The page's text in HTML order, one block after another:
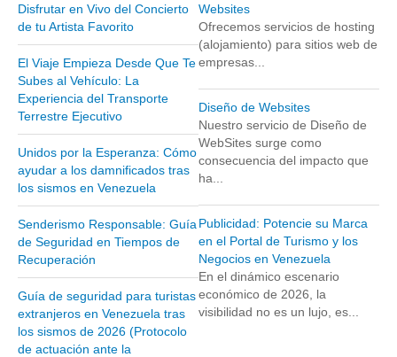
Parque Nacional Laguna de Tacarigua
Parque Nacional Los Médanos de Coro
Parque Nacional Mochima
Parque Nacional Morrocoy
Parque Nacional Península de Paria
Parque Nacional Sierra Nevada
Parque Nacional Cinaruco-Capanaparo
Parque Nacional Parima-Tapirapeco
Parque Nacional Jaua-Sarisariñama
Ecoturismo en Venezuela
Montañas y Llanos
Zona Costera Venezolana
Amazonas
Disfrutar en Vivo del Concierto
de tu Artista Favorito
El Viaje Empieza Desde Que Te
Subes al Vehículo: La
Experiencia del Transporte
Terrestre Ejecutivo
Unidos por la Esperanza: Cómo
ayudar a los damnificados tras
los sismos en Venezuela
Senderismo Responsable: Guía
de Seguridad en Tiempos de
Recuperación
Guía de seguridad para turistas
extranjeros en Venezuela tras
los sismos de 2026 (Protocolo
de actuación ante la
Websites
Ofrecemos servicios de hosting
(alojamiento) para sitios web de
empresas...
Diseño de Websites
Nuestro servicio de Diseño de
WebSites surge como
consecuencia del impacto que
ha...
Publicidad: Potencie su Marca
en el Portal de Turismo y los
Negocios en Venezuela
En el dinámico escenario
económico de 2026, la
visibilidad no es un lujo, es...